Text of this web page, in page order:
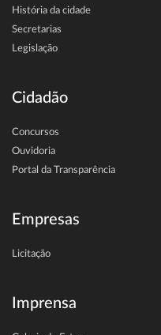
História da cidade
Secretarias
Legislação
Cidadão
Concursos
Ouvidoria
Portal da Transparência
Empresas
Licitação
Imprensa